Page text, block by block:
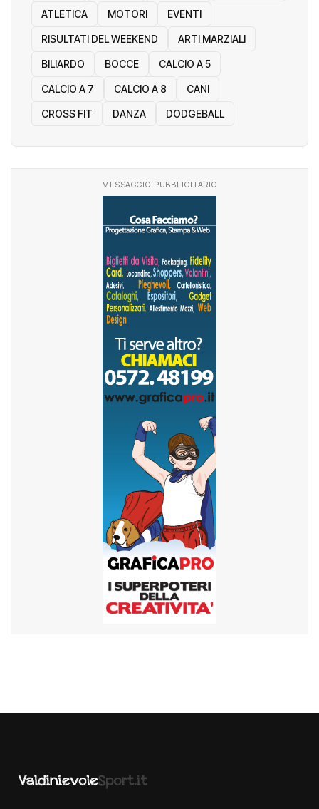
ATLETICA MOTORI EVENTI
RISULTATI DEL WEEKEND ARTI MARZIALI
BILIARDO BOCCE CALCIO A 5
CALCIO A 7 CALCIO A 8 CANI
CROSS FIT DANZA DODGEBALL
MESSAGGIO PUBBLICITARIO